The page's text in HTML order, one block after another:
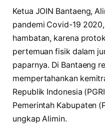
Ketua JOIN Bantaeng,
pandemi Covid-19
hambatan, karena
pertemuan fisik dalam
paparnya. Di Bantaeng
mempertahankan
Republik Indonesia
Pemerintah Kabupaten
ungkap Alimin.